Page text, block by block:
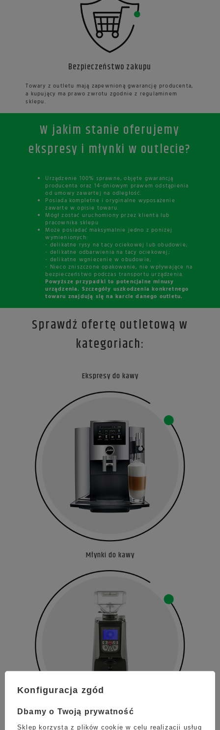
Bezpieczeństwo zakupu
Towary z outletu mają zapewnioną gwarancję producenta,
a kupujący ma prawo zwrotu zgodnie z regulaminem
sklepu.
W jakim stanie oferujemy
ekspresy i młynki w outlecie?
Urządzenie 100% sprawne, objęte gwarancją
producenta oraz 14-dniowym prawem odstąpienia
od umowy zawartej na odległość.
Posiada kompletne i oryginalne wyposażenie
zawarte w opisie towaru.
Mógł zostać uruchomiony przez klienta lub
pracownika sklepu
Może posiadać maksymalnie jedno z poniżej
wymienionych:
- delikatne rysy na tacy ociekowej lub obudowie;
- delikatne odbarwienia na tacy ociekowej;
- delikatne wgniecenie w obudowie;
- Nieco zniszczone opakowanie, nie wpływające na
bezpieczeństwo podczas transportu urządzenia.
Powyższe przypadki to potencjalne minusy
urządzenia. Szczegóły uszkodzenia konkretnego
towaru znajdują się na karcie danego outletu.
Sprawdź ofertę outletową w
kategoriach:
Ekspresy do kawy
Młynki do kawy
Konfiguracja zgód
Dbamy o Twoją prywatność
Sklep korzysta z plików cookie w celu realizacji usług